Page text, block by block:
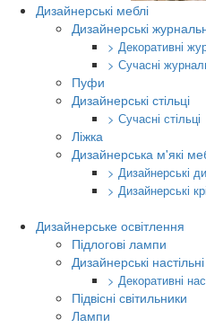
Дизайнерські меблі
Дизайнерські
> Декоративні
> Сучасні
Пуфи
Дизайнерські стільці
> Сучасні стільці
Ліжка
Дизайнерська м'які
> Дизайнерські
> Дизайнерські
Дизайнерське освітлення
Підлогові лампи
Дизайнерські
> Декоративні
Підвісні світильники
Лампи